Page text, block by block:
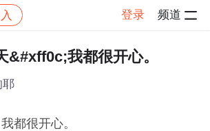
登录 频道
感慨 帖子详情
&#xff0c;我都很开心。
耶
都很开心。